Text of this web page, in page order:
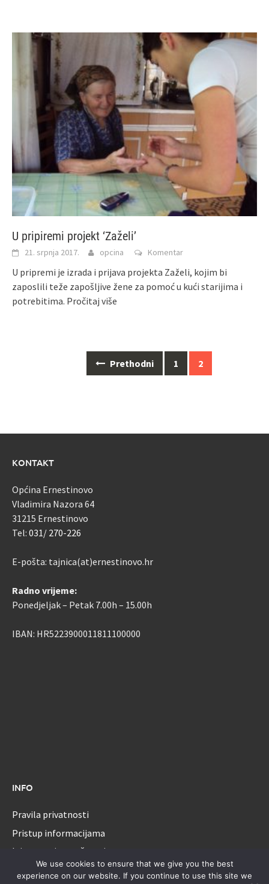
U pripiremi projekt ‘Zaželi’
21. srpnja 2017. opcina Komentar
U pripremi je izrada i prijava projekta Zaželi, kojim bi
zaposlili teže zapošljive žene za pomoć u kući starijima i
potrebitima. Pročitaj više
Prethodni 1 2
KONTAKT
Općina Ernestinovo
Vladimira Nazora 64
31215 Ernestinovo
Tel: 031/ 270-226
E-pošta: tajnica(at)ernestinovo.hr
Radno vrijeme:
Ponedjeljak – Petak 7.00h – 15.00h
IBAN: HR5223900011811100000
INFO
Pravila privatnosti
Pristup informacijama
Izjava o pristupačnosti
We use cookies to ensure that we give you the best
experience on our website. If you continue to use this site we